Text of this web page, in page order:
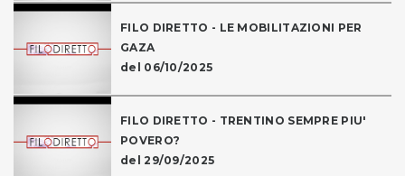
FILO DIRETTO - LE MOBILITAZIONI PER
GAZA
del 06/10/2025
FILO DIRETTO - TRENTINO SEMPRE PIU'
POVERO?
del 29/09/2025